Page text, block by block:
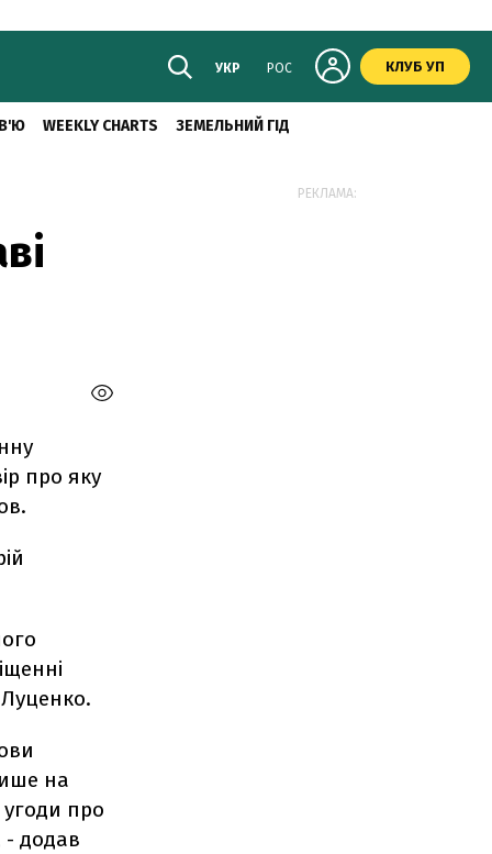
УКР РОС КЛУБ УП
WEEKLY CHARTS ЗЕМЕЛЬНИЙ ГІД
про яку
на
угоди про
- додав
РЕКЛАМА: